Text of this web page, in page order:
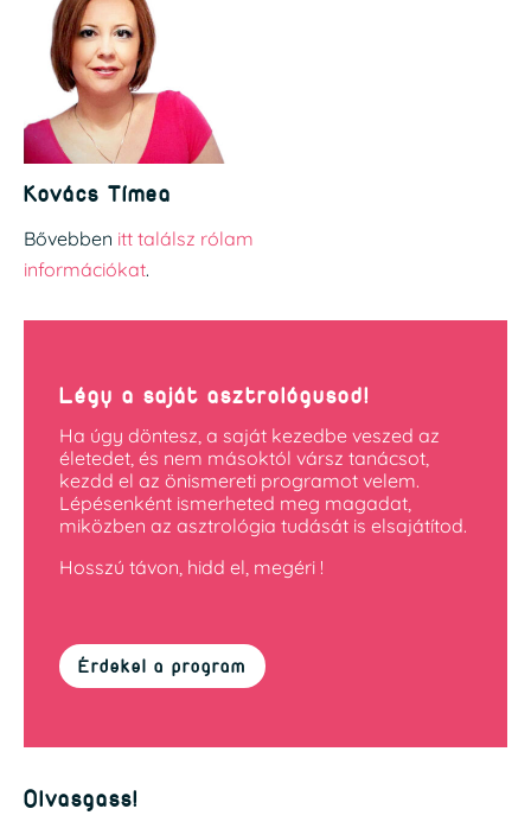
Kovács Tímea
Bővebben itt találsz rólam
információkat.
Légy a saját asztrológusod!
Ha úgy döntesz, a saját kezedbe veszed az
életedet, és nem másoktól vársz tanácsot,
kezdd el az önismereti programot velem.
Lépésenként ismerheted meg magadat,
miközben az asztrológia tudását is elsajátítod.
Hosszú távon, hidd el, megéri !
Érdekel a program
Olvasgass!